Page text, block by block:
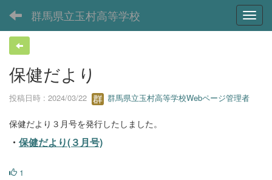
群馬県立玉村高等学校
保健だより
投稿日時 : 2024/03/22 群馬県立玉村高等学校Webページ管理者
保健だより３月号を発行したしました。
・ 保健だより(３月号)
1